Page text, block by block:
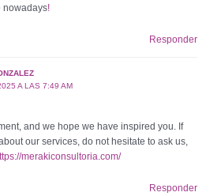
nowadays!
Responder
A LAS 7:49 AM
and we hope we have inspired you. If
our services, do not hesitate to ask us,
merakiconsultoria.com/
Responder